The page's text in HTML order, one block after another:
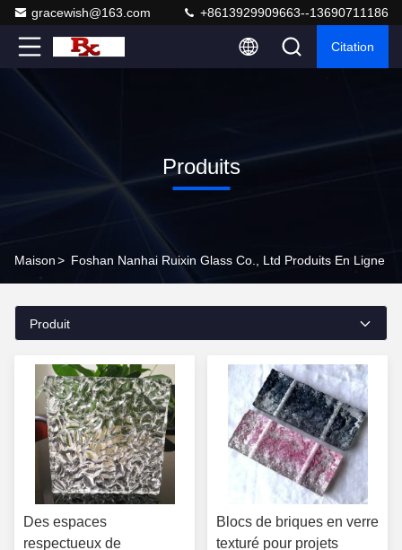
gracewish@163.com +8613929909663--13690711186
Citation
Produits
Maison> Foshan Nanhai Ruixin Glass Co., Ltd Produits En Ligne
Produit
Des espaces
respectueux de
Blocs de briques en verre
texturé pour projets